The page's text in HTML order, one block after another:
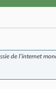
de l'internet